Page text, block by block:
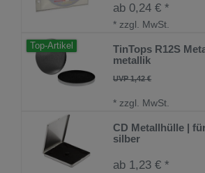
ab 0,24 € *
* zzgl. MwSt.
Top-Artikel
TinTops R12S
metallik
UVP 1,42 €
*zzgl. MwSt.
CD Metallhülle |
silber
ab 1,23 € *